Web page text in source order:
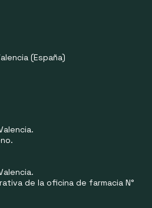
(España)
de la oficina de farmacia N°